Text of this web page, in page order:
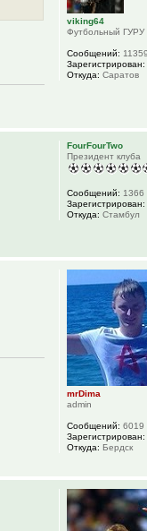
viking64
Футбольный ГУРУ
Сообщений: 11359
Зарегистрирован:
Откуда: Саратов
FourFourTwo
Президент клуба
Сообщений: 1366
Зарегистрирован:
Откуда: Стамбул
mrDima
admin
Сообщений: 6019
Зарегистрирован:
Откуда: Бердск